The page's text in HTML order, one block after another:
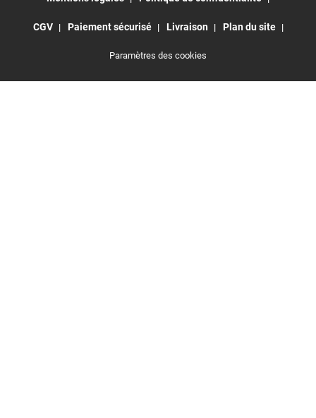
CGV Paiement sécurisé Livraison Plan du site
Paramètres des cookies